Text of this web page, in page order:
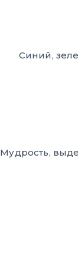
Синий,
Мудрость,